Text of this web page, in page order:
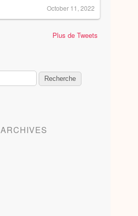
October 11, 2022
Plus de Tweets
ARCHIVES